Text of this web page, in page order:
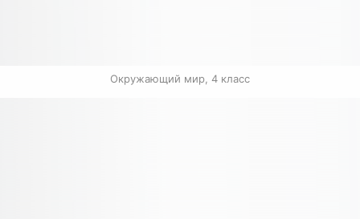
Окружающий мир, 4 класс